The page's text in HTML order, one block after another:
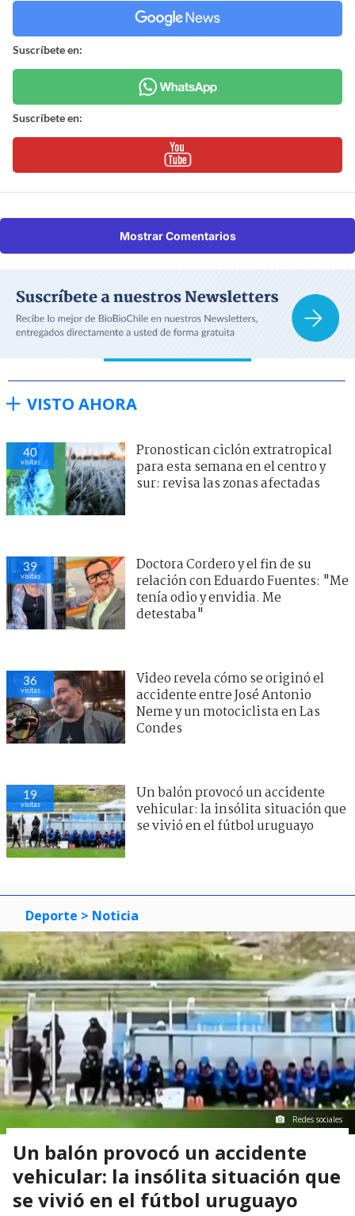
Suscríbete en:
Suscríbete en:
Mostrar Comentarios
VISTO AHORA
40
visitas
Pronostican ciclón extratropical
para esta semana en el centro y
sur: revisa las zonas afectadas
39
visitas
Doctora Cordero y el fin de su
relación con Eduardo Fuentes: "Me
tenía odio y envidia. Me
detestaba"
36
visitas
Video revela cómo se originó el
accidente entre José Antonio
Neme y un motociclista en Las
Condes
19
visitas
Un balón provocó un accidente
vehicular: la insólita situación que
se vivió en el fútbol uruguayo
Deporte > Noticia
Redes sociales
Un balón provocó un accidente
vehicular: la insólita situación que
se vivió en el fútbol uruguayo